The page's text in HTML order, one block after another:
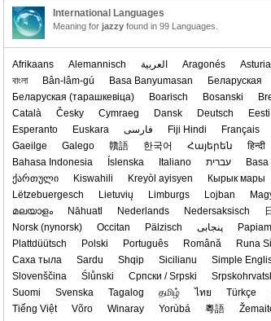
International Languages
Meaning for jazzy found in 99 Languages.
Afrikaans Alemannisch العربیة Aragonés
বাংলা
Bân-lâm-gú Basa Banyumasan
Беларуская
‪Беларуская (тарашкевіца)‬
Boarisch Bosanski
Català
Česky Cymraeg Dansk Deutsch Eesti
Esperanto
Euskara فارسی Fiji Hindi Français
Gaeilge
Galego 贛語 한국어 Հայերեն हिन्दी
Bahasa Indonesia
Íslenska Italiano עברית
ქართული
Kiswahili Kreyòl ayisyen Кырык мары
Lëtzebuergesch
Lietuvių Limburgs Lojban
മലയാളം
Nāhuatl Nederlands Nedersaksisch
‪Norsk (nynorsk)‬
Occitan Pälzisch پنجابی
Plattdüütsch
Polski Português Română Runa
Саха тыла
Sardu Shqip Sicilianu Simple
Slovenščina
Ślůnski Српски / Srpski
Suomi
Svenska Tagalog தமிழ் ไทย Türkçe
Tiếng Việt
Võro Winaray Yorùbá 粵語